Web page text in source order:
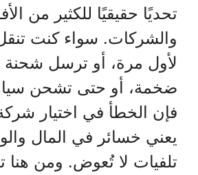
تحديًا حقيقيًا للكثير من
والشركات. سواء كنت
لأول مرة، أو ترسل شحنة
ضخمة، أو حتى تشحن
فإن الخطأ في اختيار
يعني خسائر في المال
تلفيات لا تُعوض. ومن